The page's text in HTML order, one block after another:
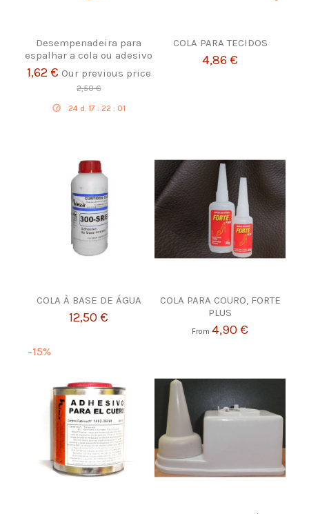
Desempenadeira para
espalhar a cola ou adesivo
1,62 € Our previous price
2,50 €
24d. 17: 22: 00
COLA PARA TECIDOS
4,86 €
COLA À BASE DE ÁGUA
12,50 €
COLA PARA COURO, FORTE
PLUS
From4,90 €
-15%